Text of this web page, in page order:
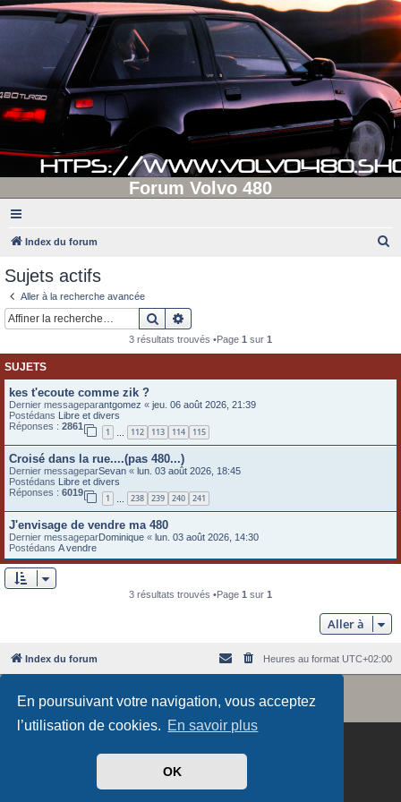
En poursuivant votre navigation, vous acceptez
l’utilisation de cookies. En savoir plus
OK
Forum Volvo 480
Index du forum
Sujets actifs
Aller à la recherche avancée
Rechercher
3 résultats trouvés •Page 1 sur 1
SUJETS
kes t'ecoute comme zik ?
Dernier messageparantgomez « jeu. 06 août 2026, 21:39
Postédans Libre et divers
Réponses : 2861
1 112 113 114 115
Croisé dans la rue....(pas 480...)
Dernier messageparSevan « lun. 03 août 2026, 18:45
Postédans Libre et divers
Réponses : 6019
1 238 239 240 241
J'envisage de vendre ma 480
Dernier messageparDominique « lun. 03 août 2026, 14:30
Postédans A vendre
3 résultats trouvés •Page 1 sur 1
Aller à
Index du forum Heures au format UTC+02:00
Traduit parphpBB-fr.com